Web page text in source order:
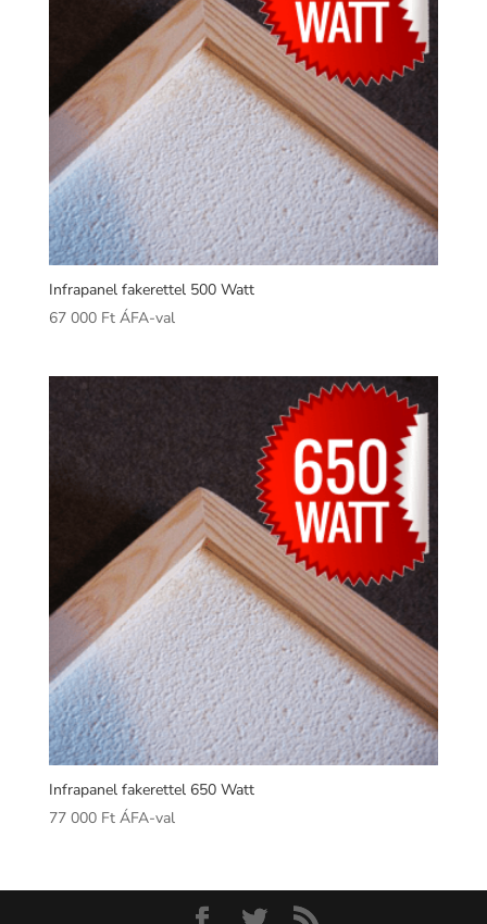
Infrapanel fakerettel 500 Watt
67 000 Ft ÁFA-val
Infrapanel fakerettel 650 Watt
77 000 Ft ÁFA-val